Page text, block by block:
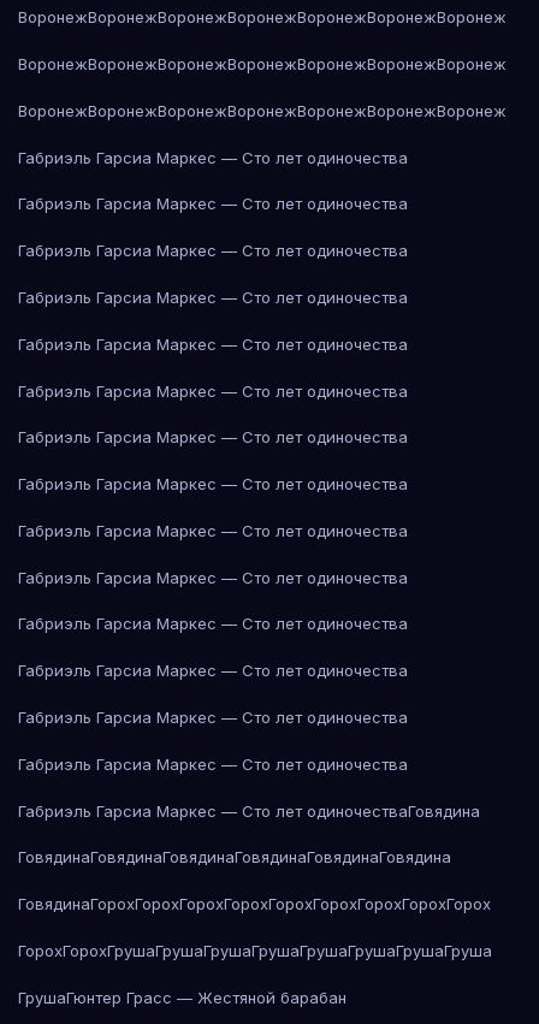
ВоронежВоронежВоронежВоронежВоронежВоронежВоронеж
ВоронежВоронежВоронежВоронежВоронежВоронежВоронеж
ВоронежВоронежВоронежВоронежВоронежВоронежВоронеж
Габриэль Гарсиа Маркес — Сто лет одиночества
Габриэль Гарсиа Маркес — Сто лет одиночества
Габриэль Гарсиа Маркес — Сто лет одиночества
Габриэль Гарсиа Маркес — Сто лет одиночества
Габриэль Гарсиа Маркес — Сто лет одиночества
Габриэль Гарсиа Маркес — Сто лет одиночества
Габриэль Гарсиа Маркес — Сто лет одиночества
Габриэль Гарсиа Маркес — Сто лет одиночества
Габриэль Гарсиа Маркес — Сто лет одиночества
Габриэль Гарсиа Маркес — Сто лет одиночества
Габриэль Гарсиа Маркес — Сто лет одиночества
Габриэль Гарсиа Маркес — Сто лет одиночества
Габриэль Гарсиа Маркес — Сто лет одиночества
Габриэль Гарсиа Маркес — Сто лет одиночества
Габриэль Гарсиа Маркес — Сто лет одиночестваГовядина
ГовядинаГовядинаГовядинаГовядинаГовядинаГовядина
ГовядинаГорохГорохГорохГорохГорохГорохГорохГорохГорох
ГорохГорохГрушаГрушаГрушаГрушаГрушаГрушаГрушаГруша
ГрушаГюнтер Грасс — Жестяной барабан